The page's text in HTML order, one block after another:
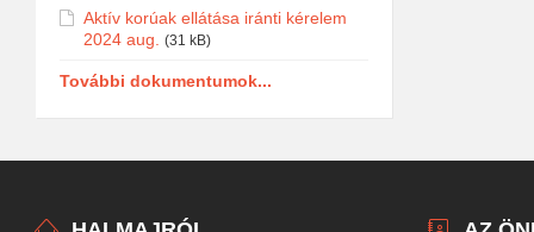
Aktív korúak ellátása iránti kérelem
2024 aug. (31 kB)
További dokumentumok...